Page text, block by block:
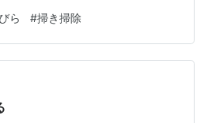
た山茶花は切ってしまったので
体力的にというより精神的に。
いていないので、落ち葉もそれ
掃いてキレイになったと眺めて
てくるんですよね。 掃き掃除っ
ら #掃き掃除